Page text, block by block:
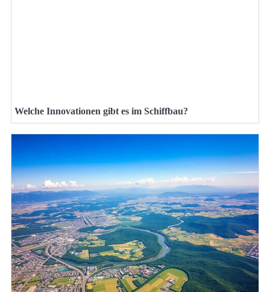
Welche Innovationen gibt es im Schiffbau?